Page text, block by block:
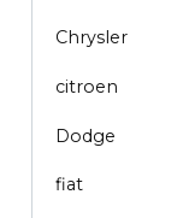
Chrysler
citroen
Dodge
fiat